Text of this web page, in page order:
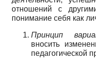
отношений с
понимание себя как
Принцип
вносить
педагогической